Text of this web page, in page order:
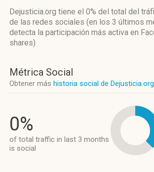
Dejusticia.org tiene el 0% del total del
de las redes sociales (en los 3 últimos
detecta la participación más activa en
shares)
Métrica Social
Obtener más historia social de Dejusticia.org
0%
of total traffic in last 3 months
is social